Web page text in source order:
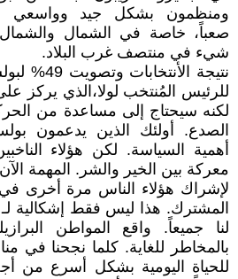
ومنظمون بشكل جيد وواسعي
صعباً، خاصة في الشمال
شيء في منتصف غرب البلاد.
نتيجة
للرئيس المُنتخب لولا،الذي يركز
لكنه سيحتاج إلى مساعدة من
الصدع. أولئك الذين يدعمون
أهمية السياسة. لكن هؤلاء
معركة بين الخير والشر. المهمة
لإشراك هؤلاء الناس مرة أخرى
لنا جميعاً. واقع المواطن
بالمخاطر للغاية. كلما نجحنا في
للحياة اليومية بشكل أسرع من